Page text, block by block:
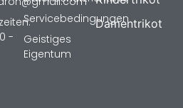
Damentrikot
Servicebedingungen
Geistiges
Eigentum
-